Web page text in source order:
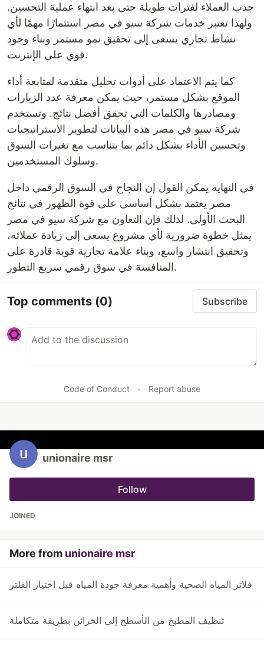
جذب العملاء لفترات طويلة حتى بعد انتهاء عملية التحسين.
ولهذا تعتبر خدمات شركة سيو في مصر استثمارًا مهمًا لأي
نشاط تجاري يسعى إلى تحقيق نمو مستمر وبناء وجود
قوي على الإنترنت.
كما يتم الاعتماد على أدوات تحليل متقدمة لمتابعة أداء
الموقع بشكل مستمر، حيث يمكن معرفة عدد الزيارات
ومصادرها والكلمات التي تحقق أفضل نتائج. وتستخدم
شركة سيو في مصر هذه البيانات لتطوير الاستراتيجيات
وتحسين الأداء بشكل دائم بما يتناسب مع تغيرات السوق
وسلوك المستخدمين.
في النهاية يمكن القول إن النجاح في السوق الرقمي داخل
مصر يعتمد بشكل أساسي على قوة الظهور في نتائج
البحث الأولى. لذلك فإن التعاون مع شركة سيو في مصر
يمثل خطوة ضرورية لأي مشروع يسعى إلى زيادة عملائه،
وتحقيق انتشار واسع، وبناء علامة تجارية قوية قادرة على
المنافسة في سوق رقمي سريع التطور.
Top comments (0) Subscribe
Code of Conduct • Report abuse
unionaire msr
Follow
JOINED
More from unionaire msr
فلاتر المياه الصحية وأهمية معرفة جودة المياه قبل اختيار الفلتر
تنظيف المطبخ من الأسطح إلى الخزائن بطريقة متكاملة